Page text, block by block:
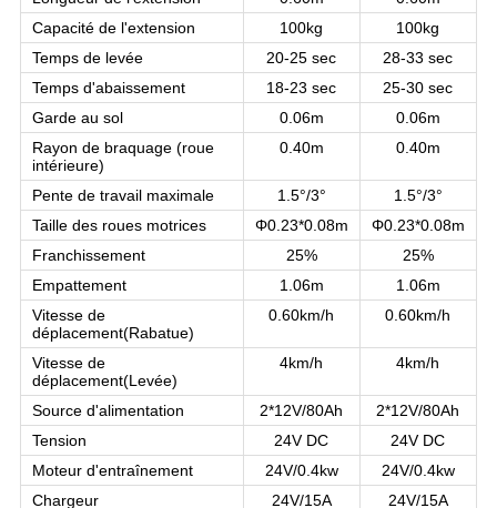
Capacité de l'extension
100kg
100kg
Temps de levée
20-25 sec
28-33 sec
Temps d'abaissement
18-23 sec
25-30 sec
Garde au sol
0.06m
0.06m
Rayon de braquage (roue
intérieure)
0.40m 0.40m
Pente de travail maximale 1.5°/3°
1.5°/3°
Taille des roues motrices
Φ0.23*0.08m
Φ0.23*0.08m
Franchissement
25%
25%
Empattement
1.06m
1.06m
Vitesse de
déplacement(Rabatue)
0.60km/h 0.60km/h
Vitesse de
déplacement(Levée)
4km/h 4km/h
Source d'alimentation 2*12V/80Ah
2*12V/80Ah
Tension
24V DC
24V DC
Moteur d'entraînement
24V/0.4kw
24V/0.4kw
Chargeur
24V/15A
24V/15A